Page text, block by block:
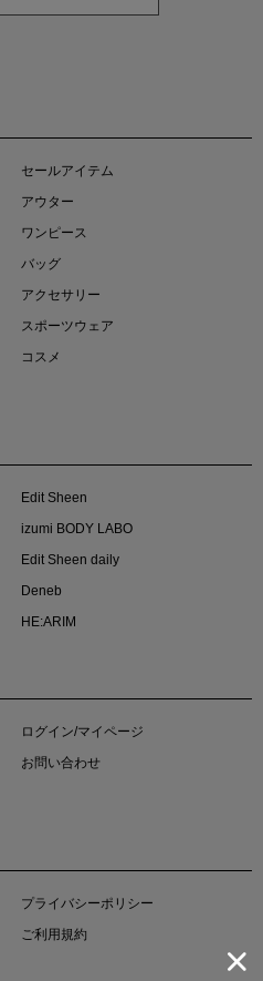
セールアイテム
アウター
ワンピース
バッグ
アクセサリー
スポーツウェア
コスメ
Edit Sheen
izumi BODY LABO
Edit Sheen daily
Deneb
HE:ARIM
ログイン/マイページ
お問い合わせ
プライバシーポリシー
ご利用規約